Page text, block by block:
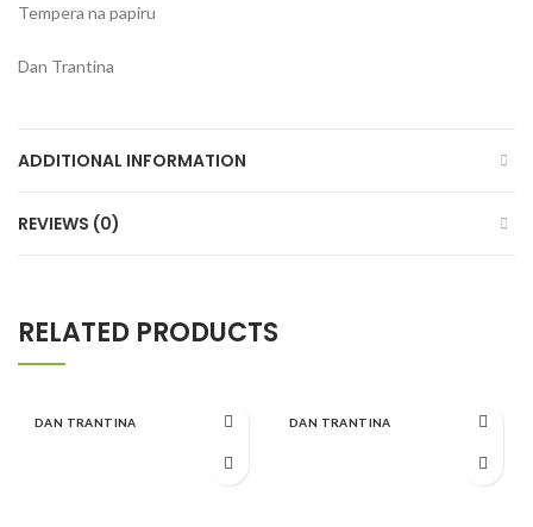
Tempera na papiru
Dan Trantina
ADDITIONAL INFORMATION
REVIEWS (0)
RELATED PRODUCTS
DAN TRANTINA DAN TRANTINA